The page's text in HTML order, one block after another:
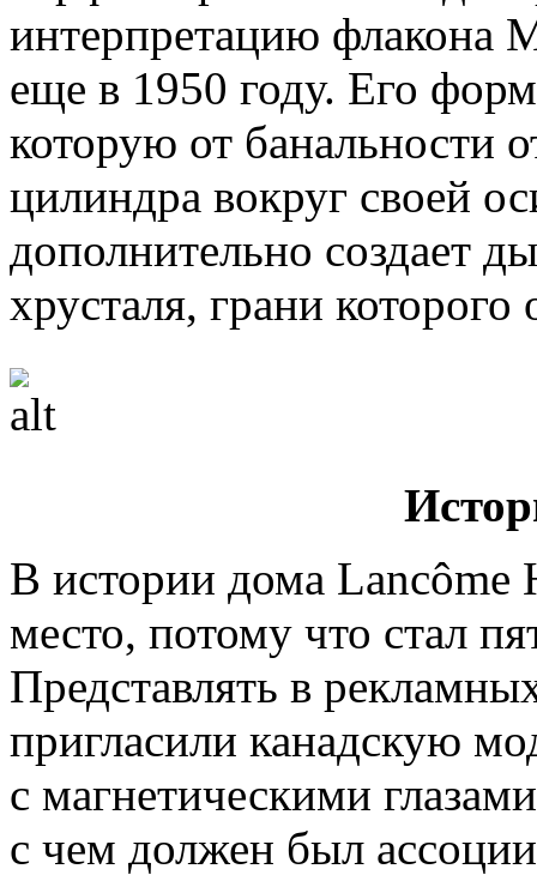
интерпретацию флакона
еще в 1950 году. Его
которую от банальности
цилиндра вокруг своей
дополнительно создает
хрусталя, грани которого
В истории дома Lancôme
место, потому что стал
Представлять в
пригласили канадскую
с магнетическими
с чем должен был